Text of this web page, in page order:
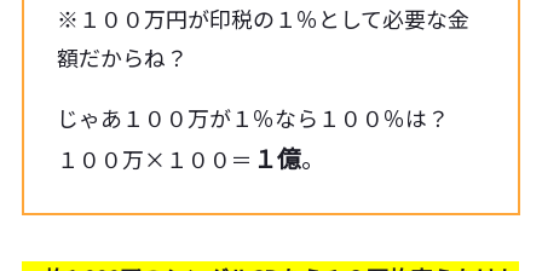
※１００万円が印税の１％として必要な金
額だからね？
じゃあ１００万が１％なら１００％は？
１００万×１００＝ １億。